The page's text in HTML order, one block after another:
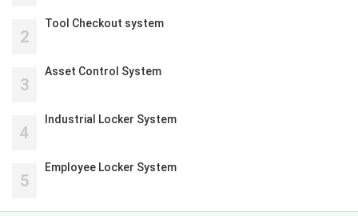
2
Tool Checkout system
3
Asset Control System
4
Industrial Locker System
5
Employee Locker System